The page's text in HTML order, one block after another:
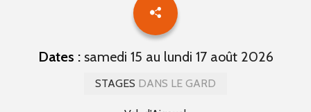
Dates :samedi 15 au lundi 17 août 2026
STAGES DANS LE GARD